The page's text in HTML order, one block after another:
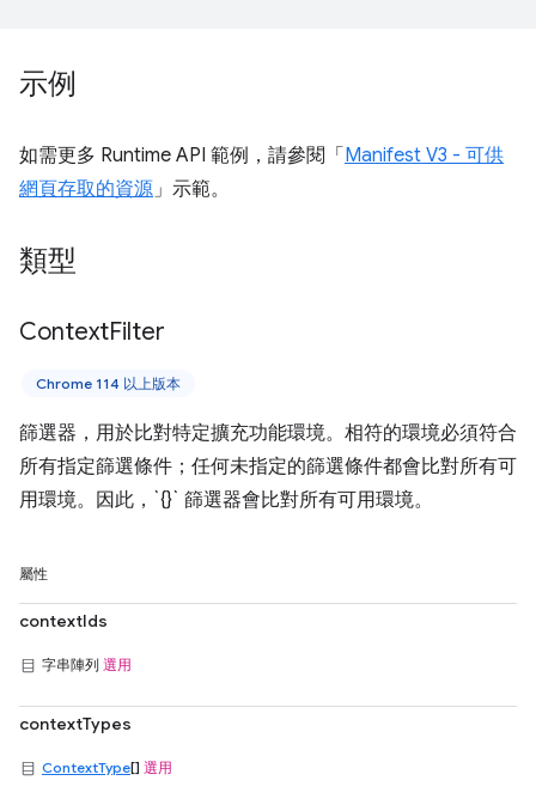
示例
如需更多 Runtime API 範例，請參閱「 Manifest V3 - 可供
網頁存取的資源」示範。
類型
ContextFilter
Chrome 114 以上版本
篩選器，用於比對特定擴充功能環境。相符的環境必須符合
所有指定篩選條件；任何未指定的篩選條件都會比對所有可
用環境。因此，`{}` 篩選器會比對所有可用環境。
屬性
contextIds
字串陣列 選用
contextTypes
ContextType[] 選用